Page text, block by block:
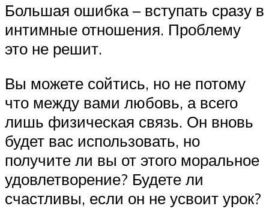
Большая ошибка – вступать сразу в
интимные отношения. Проблему
это не решит.
Вы можете сойтись, но не потому
что между вами любовь, а всего
лишь физическая связь. Он вновь
будет вас использовать, но
получите ли вы от этого моральное
удовлетворение? Будете ли
счастливы, если он не усвоит урок?